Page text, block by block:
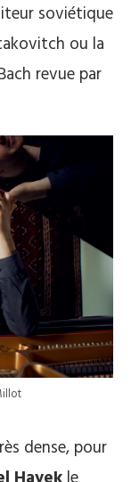
soviétique
ou la
revue par
dense, pour